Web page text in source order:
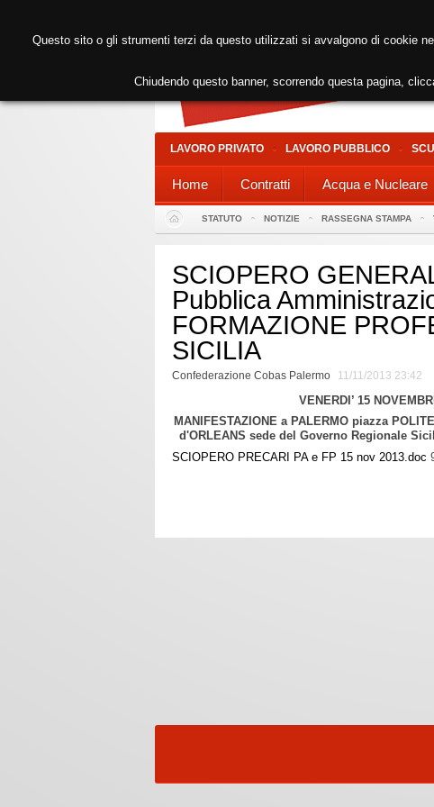
LAVORO PRIVATO LAVORO PUBBLICO
Home Contratti Acqua e Nucleare
STATUTO NOTIZIE RASSEGNA STAMPA
SCIOPERO
Pubblica
FORMAZIONE
SICILIA
Confederazione Cobas Palermo 11/11/2013 23:42
VENERDI’ 15
MANIFESTAZIONE a PALERMO piazza
d'ORLEANS sede del Governo Regionale
SCIOPERO PRECARI PA e FP 15 nov 2013.doc
Questo sito o gli strumenti terzi da questo utilizzati si avvalgono di cookie
Chiudendo questo banner, scorrendo questa pagina,